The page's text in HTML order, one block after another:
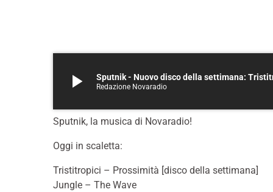
play_arrow Sputnik - Nuovo disco della settimana:
Redazione Novaradio
Sputnik, la musica di Novaradio!
Oggi in scaletta:
Tristitropici – Prossimità [disco della settimana]
Jungle – The Wave